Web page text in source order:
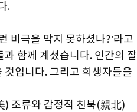
.
비극을 막지 못하셨나?’라고
함께 계셨습니다. 인간의 잘
입니다. 그리고 희생자들을
) 조류와 감정적 친북(親北)